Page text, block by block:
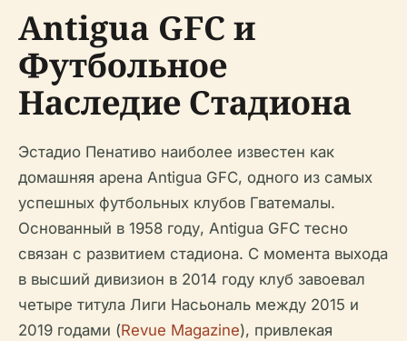
Antigua GFC и
Футбольное
Наследие Стадиона
Эстадио Пенативо наиболее известен как
домашняя арена Antigua GFC, одного из самых
успешных футбольных клубов Гватемалы.
Основанный в 1958 году, Antigua GFC тесно
связан с развитием стадиона. С момента выхода
в высший дивизион в 2014 году клуб завоевал
четыре титула Лиги Насьональ между 2015 и
2019 годами (Revue Magazine), привлекая